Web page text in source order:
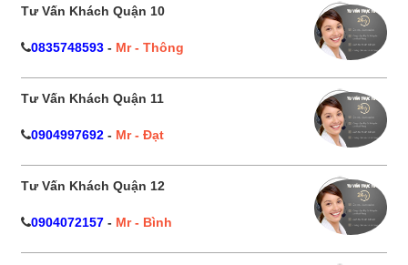
Tư Vấn Khách Quận 10
0835748593 - Mr - Thông
Tư Vấn Khách Quận 11
0904997692 - Mr - Đạt
Tư Vấn Khách Quận 12
0904072157 - Mr - Bình